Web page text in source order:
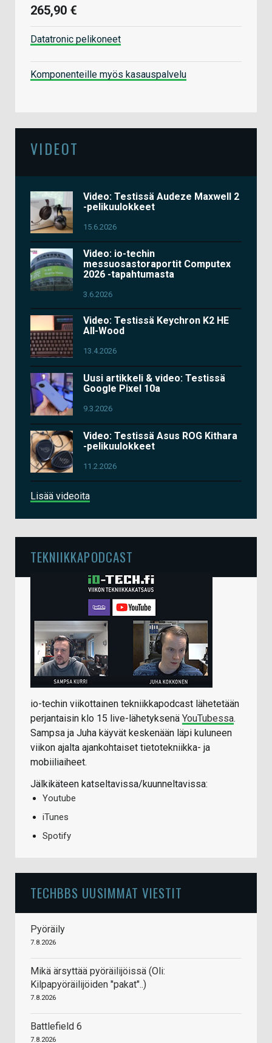
265,90 €
Datatronic pelikoneet
Komponenteille myös kasauspalvelu
VIDEOT
Video: Testissä Audeze Maxwell 2
-pelikuulokkeet
15.6.2026
Video: io-techin
messuosastoraportit Computex
2026 -tapahtumasta
3.6.2026
Video: Testissä Keychron K2 HE
All-Wood
13.4.2026
Uusi artikkeli & video: Testissä
Google Pixel 10a
9.3.2026
Video: Testissä Asus ROG Kithara
-pelikuulokkeet
11.2.2026
Lisää videoita
TEKNIIKKAPODCAST
io-techin viikottainen tekniikkapodcast lähetetään
perjantaisin klo 15 live-lähetyksenä YouTubessa.
Sampsa ja Juha käyvät keskenään läpi kuluneen
viikon ajalta ajankohtaiset tietotekniikka- ja
mobiiliaiheet.
Jälkikäteen katseltavissa/kuunneltavissa:
Youtube
iTunes
Spotify
TECHBBS UUSIMMAT VIESTIT
Pyöräily
7.8.2026
Mikä ärsyttää pyöräilijöissä (Oli:
Kilpapyöräilijöiden "pakat"..)
7.8.2026
Battlefield 6
7.8.2026